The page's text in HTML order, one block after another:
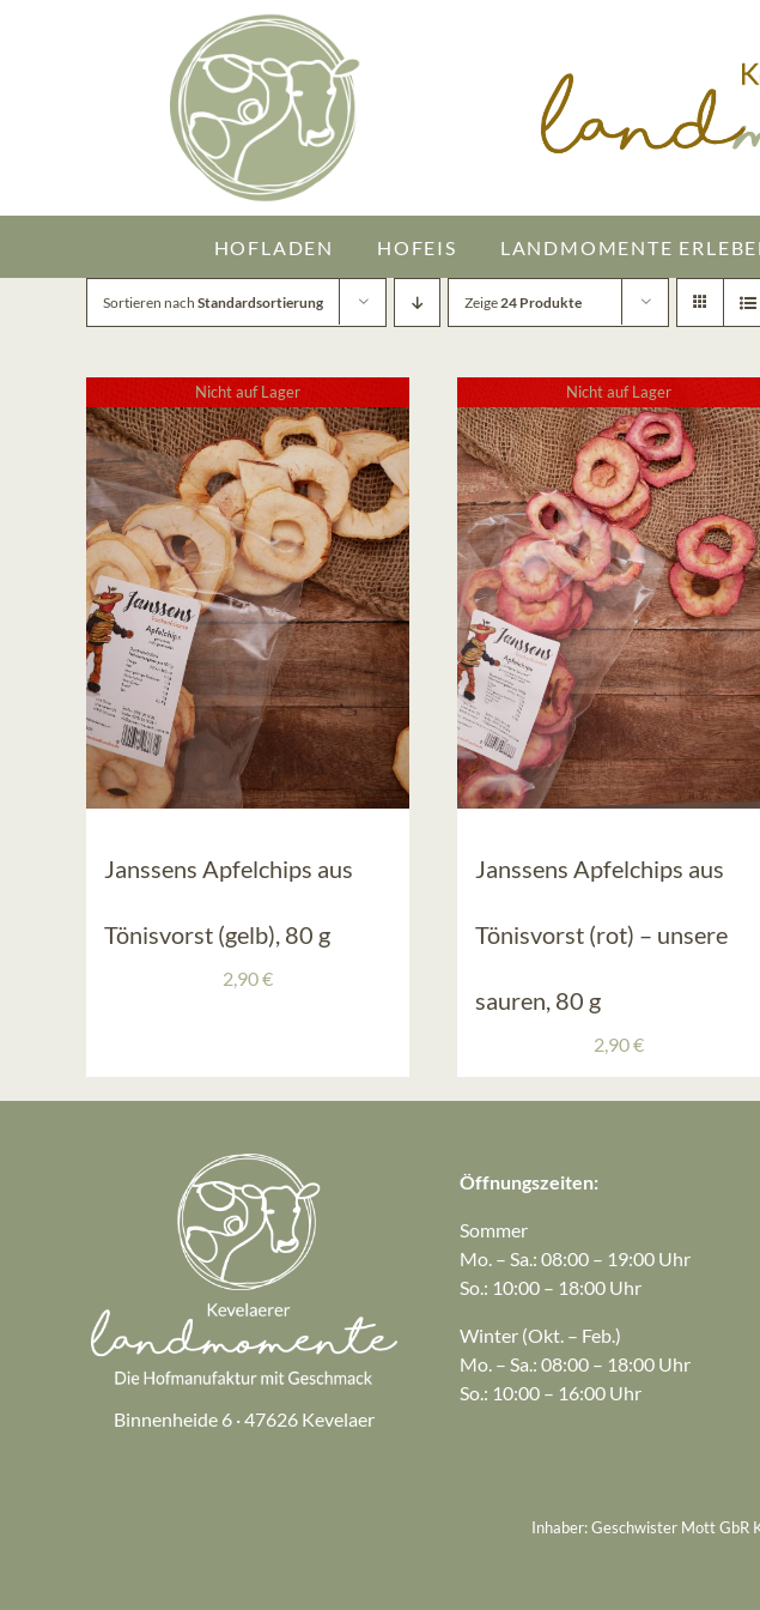
HOFLADEN HOFEIS LANDMOMENTE
Sortieren nach Standardsortierung Zeige24 Produkte
Nicht auf Lager
Janssens Apfelchips aus
Tönisvorst (gelb), 80 g
2,90€
Nicht auf Lager
Janssens Apfelchips aus
Tönisvorst (rot) – unsere
sauren, 80 g
2,90€
Binnenheide 6 · 47626 Kevelaer
Öffnungszeiten:
Sommer
Mo. – Sa.: 08:00 – 19:00 Uhr
So.: 10:00 – 18:00 Uhr
Winter (Okt. – Feb.)
Mo. – Sa.: 08:00 – 18:00 Uhr
So.: 10:00 – 16:00 Uhr
Inhaber: Geschwister Mott GbR